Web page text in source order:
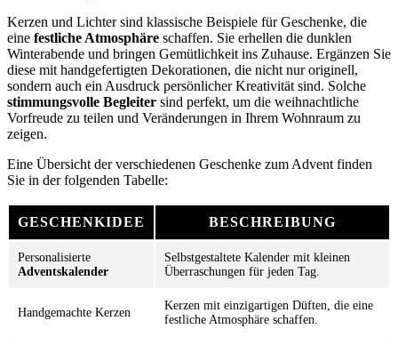
Kerzen und Lichter sind klassische Beispiele für Geschenke, die
eine festliche Atmosphäre schaffen. Sie erhellen die dunklen
Winterabende und bringen Gemütlichkeit ins Zuhause. Ergänzen Sie
diese mit handgefertigten Dekorationen, die nicht nur originell,
sondern auch ein Ausdruck persönlicher Kreativität sind. Solche
stimmungsvolle Begleiter sind perfekt, um die weihnachtliche
Vorfreude zu teilen und Veränderungen in Ihrem Wohnraum zu
zeigen.
Eine Übersicht der verschiedenen Geschenke zum Advent finden
Sie in der folgenden Tabelle:
GESCHENKIDEE BESCHREIBUNG
Personalisierte
Adventskalender
Selbstgestaltete Kalender mit kleinen
Überraschungen für jeden Tag.
Handgemachte Kerzen
Kerzen mit einzigartigen Düften, die eine
festliche Atmosphäre schaffen.